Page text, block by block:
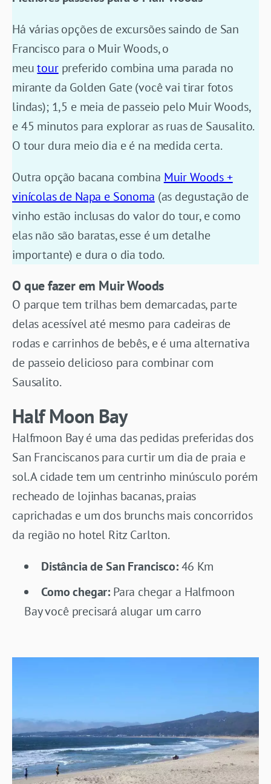
Há várias opções de excursões saindo de San
Francisco para o Muir Woods, o
meutourpreferido combina uma parada no
mirante da Golden Gate (você vai tirar fotos
lindas); 1,5 e meia de passeio pelo Muir Woods,
e 45 minutos para explorar as ruas de Sausalito.
O tour dura meio dia e é na medida certa.
Outra opção bacana combina Muir Woods +
vinícolas de Napa e Sonoma (as degustação de
vinho estão inclusas do valor do tour, e como
elas não são baratas, esse é um detalhe
importante) e dura o dia todo.
O que fazer em Muir Woods
O parque tem trilhas bem demarcadas, parte
delas acessível até mesmo para cadeiras de
rodas e carrinhos de bebês, e é uma alternativa
de passeio delicioso para combinar com
Sausalito.
Half Moon Bay
Halfmoon Bay é uma das pedidas preferidas dos
San Franciscanos para curtir um dia de praia e
sol. A cidade tem um centrinho minúsculo porém
recheado de lojinhas bacanas, praias
caprichadas e um dos brunchs mais concorridos
da região no hotel Ritz Carlton.
Distância de San Francisco:46 Km
Como chegar: Para chegar a Halfmoon
Bay você precisará alugar um carro